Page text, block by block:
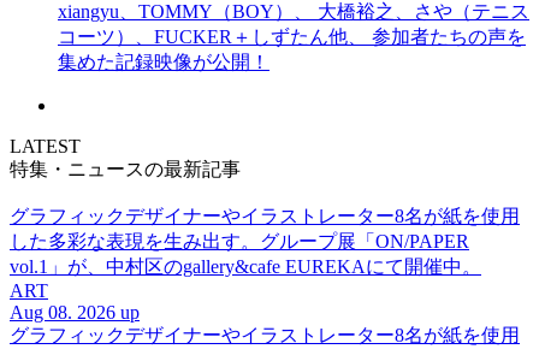
xiangyu、TOMMY（BOY）、 大橋裕之、さや（テニス
コーツ）、FUCKER＋しずたん他、 参加者たちの声を
集めた記録映像が公開！
LATEST
特集・ニュースの最新記事
グラフィックデザイナーやイラストレーター8名が紙を使用
した多彩な表現を生み出す。グループ展「ON/PAPER
vol.1」が、中村区のgallery&cafe EUREKAにて開催中。
ART
Aug 08. 2026 up
グラフィックデザイナーやイラストレーター8名が紙を使用